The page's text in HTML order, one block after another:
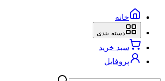
خانه
دسته بندی
سبد خرید
پروفایل